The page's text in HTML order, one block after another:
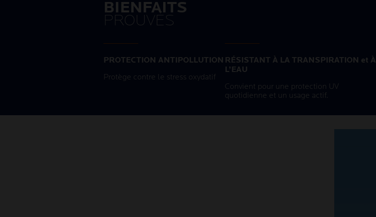
BIENFAITS
PROUVÉS
PROTECTION ANTIPOLLUTION
Protège contre le stress oxydatif
RÉSISTANT À LA TRANSPIRATION et À
L’EAU
Convient pour une protection UV
quotidienne et un usage actif.